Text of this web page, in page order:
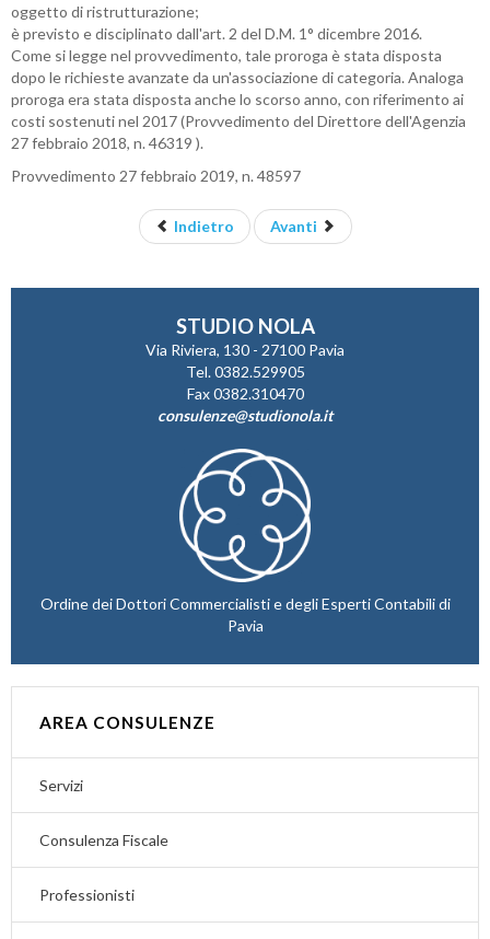
oggetto di ristrutturazione;
è previsto e disciplinato dall'art. 2 del D.M. 1° dicembre 2016.
Come si legge nel provvedimento, tale proroga è stata disposta
dopo le richieste avanzate da un'associazione di categoria. Analoga
proroga era stata disposta anche lo scorso anno, con riferimento ai
costi sostenuti nel 2017 (Provvedimento del Direttore dell'Agenzia
27 febbraio 2018, n. 46319 ).
Provvedimento 27 febbraio 2019, n. 48597
Indietro Avanti
STUDIO NOLA
Via Riviera, 130 - 27100 Pavia
Tel. 0382.529905
Fax 0382.310470
consulenze@studionola.it
Ordine dei Dottori Commercialisti e degli Esperti Contabili di
Pavia
AREA CONSULENZE
Servizi
Consulenza Fiscale
Professionisti